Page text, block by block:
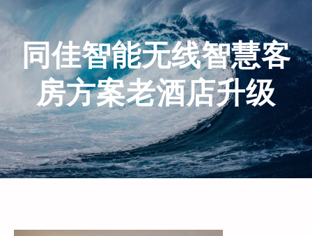
同佳智能无线智慧客
房方案老酒店升级